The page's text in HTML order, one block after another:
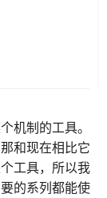
机制的工具。
和现在相比它
工具，所以我
的系列都能使